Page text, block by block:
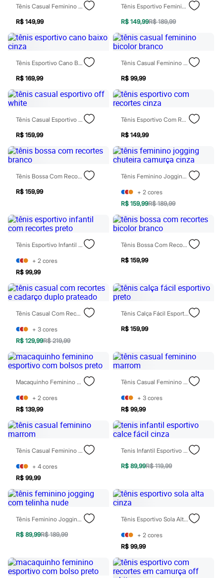
Leggings
Shorts e Bermudas
Tops
Calcinhas
Cintas e Modeladores
Pijamas
Sutiãs e Tops
Moda praia
Biquínis
Maiôs
Saídas de praia
Personagens
Blusas e Camisetas
Calças
Casacos e Jaquetas
Jeans
Moda esportiva
Shorts e Saias
Vestidos
Dia dos Pais
Inverno
Novidades
Roupas
Camisas
Calças
Casacos e Jaquetas
Jeans
Acessórios
Bolsas e Mochilas
Chapéus e Bonés
Cintos
Carteiras
Óculos
Relógios
Calçados
Botas
Chinelos
Sapatos
Sandálias e Papetes
Tênis
Moda esportiva
Acessórios
Bermudas
Calças
Calçados
Moda íntima
Cuecas
Pijamas
Moda praia
Personagens
Blusas e Camisetas
Calças
Camisas
Tênis Casual Feminino Texturizado Branco
R$ 149,99
Tênis Esportivo Feminino Com Recortes Bege
R$ 149,99R$ 189,99
Tênis Esportivo Cano Baixo Cinza
R$ 169,99
Tênis Casual Feminino Bicolor Branco
R$ 99,99
Tênis Casual Esportivo Off White
R$ 159,99
Tênis Esportivo Com Recortes Cinza
R$ 149,99
Tênis Bossa Com Recortes Branco
R$ 159,99
Tênis Feminino Jogging Chuteira Camurça Cinza
+ 2 cores
R$ 159,99R$ 189,99
Tênis Esportivo Infantil Com Recortes Preto
+ 2 cores
R$ 99,99
Tênis Bossa Com Recortes Bicolor Branco
R$ 159,99
Tênis Casual Com Recortes E Cadarço Duplo Prateado
+ 3 cores
R$ 129,99R$ 219,99
Tênis Calça Fácil Esportivo Preto
R$ 159,99
Macaquinho Feminino Esportivo Com Bolsos Preto
+ 2 cores
R$ 139,99
Tênis Casual Feminino Marrom
+ 3 cores
R$ 99,99
Tênis Casual Feminino Marrom
+ 4 cores
R$ 99,99
Tenis Infantil Esportivo Calce Fácil Cinza
R$ 89,99R$ 119,99
Tênis Feminino Jogging Com Telinha Nude
R$ 89,99R$ 189,99
Tênis Esportivo Sola Alta Cinza
+ 2 cores
R$ 99,99